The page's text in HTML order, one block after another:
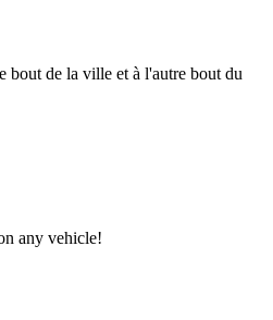
bout de la ville et à l'autre bout du
any vehicle!